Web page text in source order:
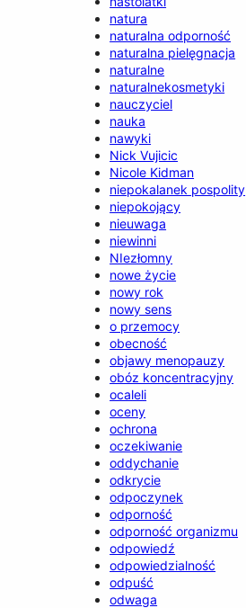
natura
naturalna odporność
naturalna pielęgnacja
naturalne
naturalnekosmetyki
nauczyciel
nauka
nawyki
Nick Vujicic
Nicole Kidman
niepokalanek pospolity
niepokojący
nieuwaga
niewinni
NIezłomny
nowe życie
nowy rok
nowy sens
o przemocy
obecność
objawy menopauzy
obóz koncentracyjny
ocaleli
oceny
ochrona
oczekiwanie
oddychanie
odkrycie
odpoczynek
odporność
odporność organizmu
odpowiedź
odpowiedzialność
odpuść
odwaga